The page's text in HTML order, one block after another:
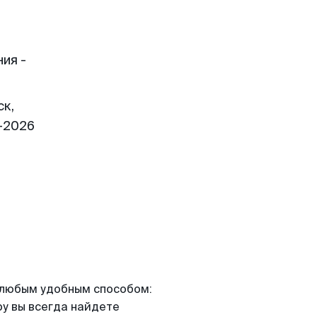
-
2026
удобным способом:
вы всегда найдете